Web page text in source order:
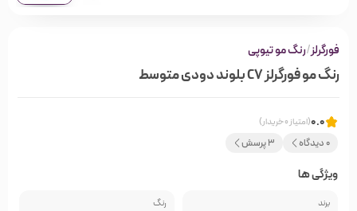
فورگرلز/رنگ مو تیوپی
رنگ مو فورگرلز C7 بلوند دودی متوسط
0.0(امتیاز 0 خریدار)
0 دیدگاه 3 پرسش
ویژگی ها
برند رنگ